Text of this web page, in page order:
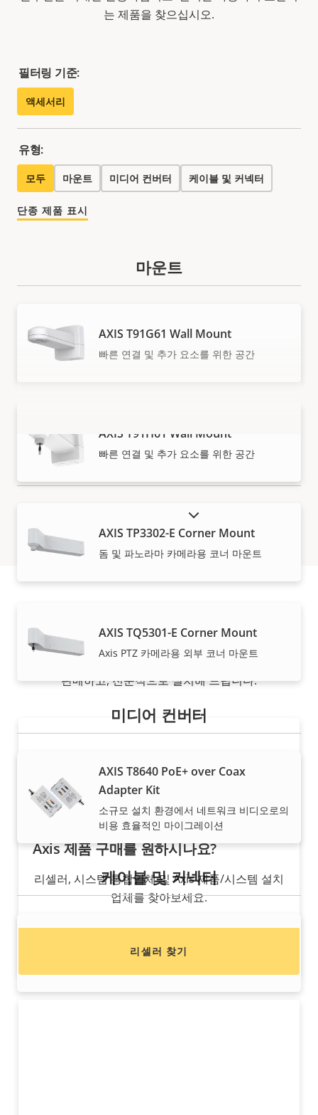
는 제품을 찾으십시오.
필터링 기준:
액세서리
유형:
모두 마운트 미디어 컨버터 케이블 및 커넥터
단종 제품 표시
더 보기
마운트
AXIS T91G61 Wall Mount
빠른 연결 및 추가 요소를 위한 공간
AXIS T91H61 Wall Mount
빠른 연결 및 추가 요소를 위한 공간
AXIS TP3302-E Corner Mount
돔 및 파노라마 카메라용 코너 마운트
AXIS TQ5301-E Corner Mount
Axis PTZ 카메라용 외부 코너 마운트
미디어 컨버터
AXIS T8640 PoE+ over Coax
Adapter Kit
소규모 설치 환경에서 네트워크 비디오로의
비용 효율적인 마이그레이션
케이블 및 커넥터
RJ45 Field Connector
구입 방법
당사의 신뢰도 높은 파트너가 Axis 솔루션 및 개별 제품을
판매하고, 전문적으로 설치해 드립니다.
Axis 제품 구매를 원하시나요?
리셀러, 시스템 통합업체 및 Axis 제품/시스템 설치
업체를 찾아보세요.
리셀러 찾기